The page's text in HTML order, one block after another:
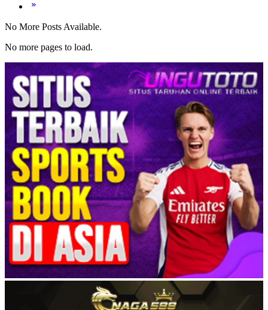
No More Posts Available.
No more pages to load.